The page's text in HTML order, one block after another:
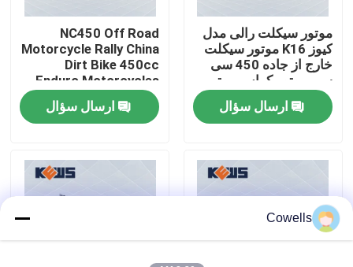
با ما تماس بگیرید
وبلاگ
موتور سیکلت اندرو 4 سکته مغزی
موتور سیکلت اندرو دو زمانه
موتور سیکلت رالی مدل
کیوز K16 موتور سیکلت
خارج از جاده 450 سی
سی موتور کراس موتور
NC450 ساخت
Zongshenارسال سؤال
NC450 Off Road
Motorcycle Rally China
Dirt Bike 450cc
Enduro Motorcycles
ارسال سؤال
Cowells